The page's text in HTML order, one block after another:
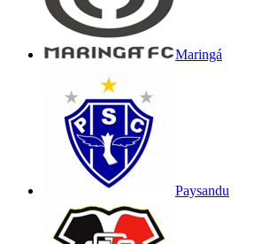
Maringá
Paysandu